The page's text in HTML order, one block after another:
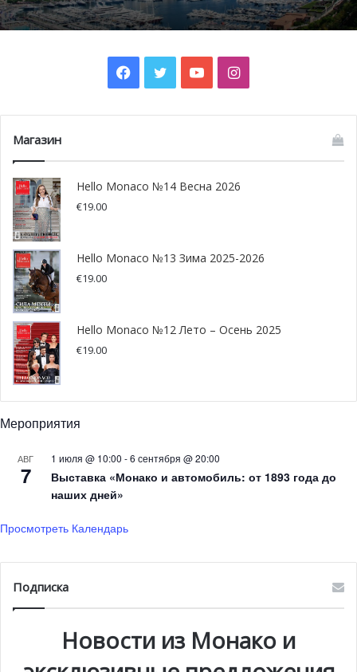
Беатрис Борромео дала
интервью Corriere della Sera
Беатрис Борромео дала в Милане интервью
итальянской ежедневной газете Corriere della Sera. В
нём она рассказала о своём утре с сыновьями, сказав:
«Если у меня нет работы в качестве добровольца
Красного Креста, я провожу утро с детьми
Grazie@IOdonnae@Corriereper
aver raccontato i segreti di
#CapitanPapaia
— Beatrice Borromeo
(@BorromeoBea)August 1, 2020
Facebook
TwitterYouTubeInstagram
Магазин
Hello Monaco №14 Весна 2026
€19.00
Hello Monaco №13 Зима 2025-2026
€19.00
Hello Monaco №12 Лето – Осень 2025
€19.00
Мероприятия
АВГ
7
1 июля @ 10:00 -6 сентября @ 20:00
Выставка «Монако и автомобиль: от 1893 года до
наших дней»
Просмотреть Календарь
Подписка
Новости из Монако и